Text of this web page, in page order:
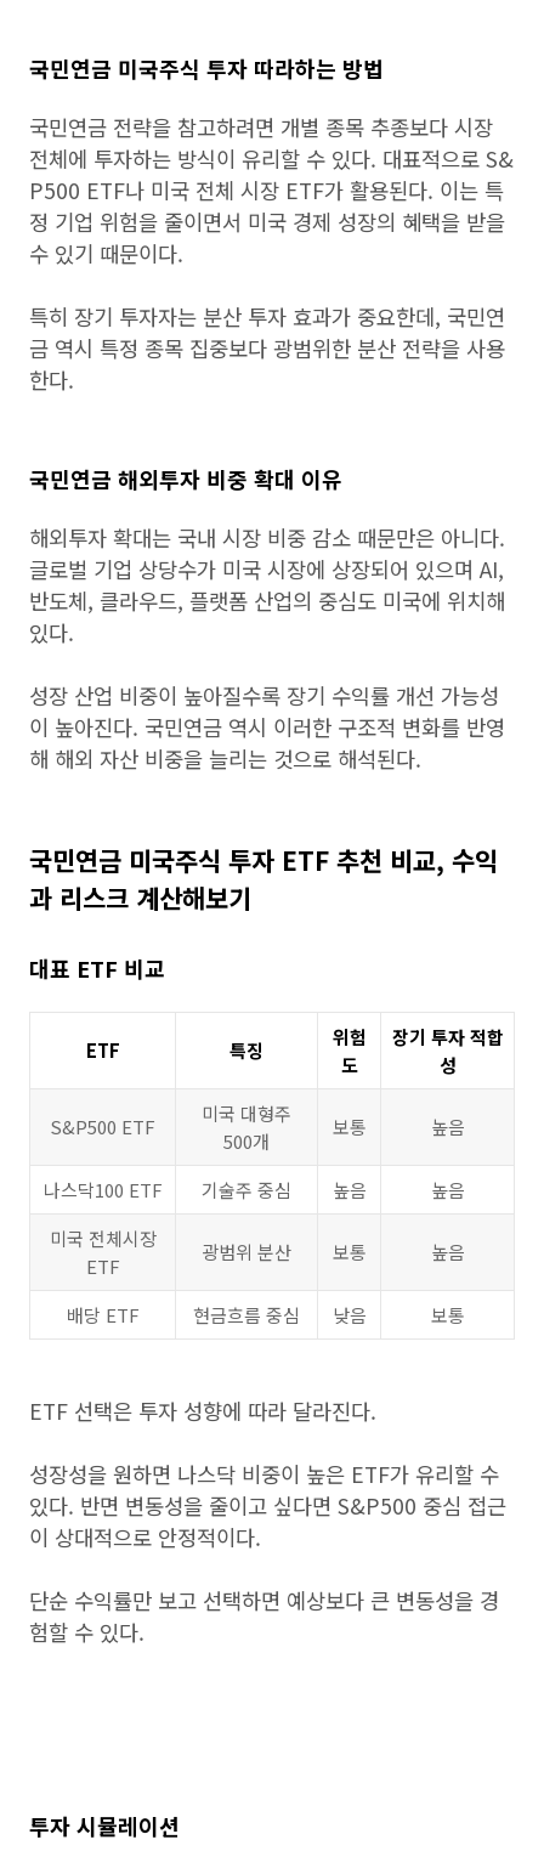
국민연금 미국주식 투자 따라하는 방법
국민연금 전략을 참고하려면 개별 종목 추종보다 시장
전체에 투자하는 방식이 유리할 수 있다. 대표적으로 S&
P500 ETF나 미국 전체 시장 ETF가 활용된다. 이는 특
정 기업 위험을 줄이면서 미국 경제 성장의 혜택을 받을
수 있기 때문이다.
특히 장기 투자자는 분산 투자 효과가 중요한데, 국민연
금 역시 특정 종목 집중보다 광범위한 분산 전략을 사용
한다.
국민연금 해외투자 비중 확대 이유
해외투자 확대는 국내 시장 비중 감소 때문만은 아니다.
글로벌 기업 상당수가 미국 시장에 상장되어 있으며 AI,
반도체, 클라우드, 플랫폼 산업의 중심도 미국에 위치해
있다.
성장 산업 비중이 높아질수록 장기 수익률 개선 가능성
이 높아진다. 국민연금 역시 이러한 구조적 변화를 반영
해 해외 자산 비중을 늘리는 것으로 해석된다.
국민연금 미국주식 투자 ETF 추천 비교, 수익
과 리스크 계산해보기
대표 ETF 비교
ETF 특징
위험
도
장기 투자 적합
성
S&P500 ETF
미국 대형주
500개
보통 높음
나스닥100 ETF 기술주 중심 높음
높음
미국 전체시장
ETF
광범위 분산 보통 높음
배당 ETF 현금흐름 중심 낮음 보통
ETF 선택은 투자 성향에 따라 달라진다.
성장성을 원하면 나스닥 비중이 높은 ETF가 유리할 수
있다. 반면 변동성을 줄이고 싶다면 S&P500 중심 접근
이 상대적으로 안정적이다.
단순 수익률만 보고 선택하면 예상보다 큰 변동성을 경
험할 수 있다.
투자 시뮬레이션